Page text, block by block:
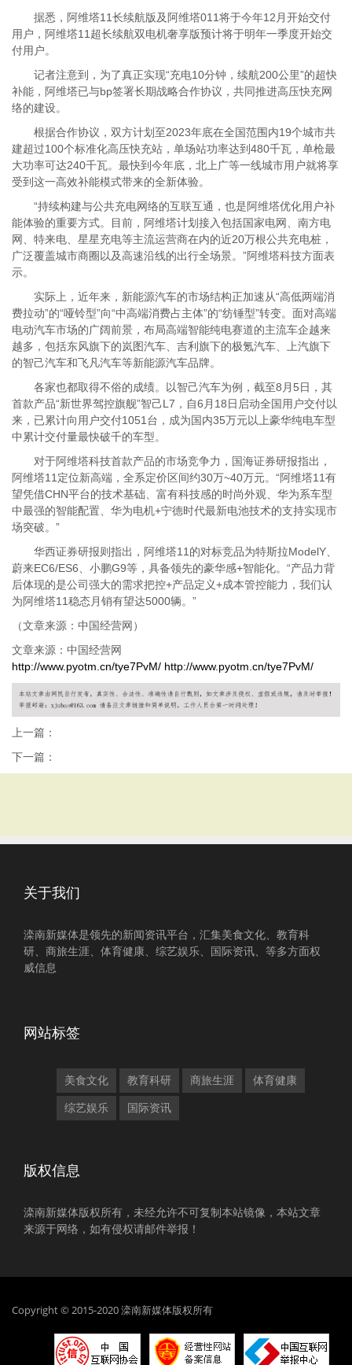
据悉，阿维塔11长续航版及阿维塔011将于今年12月开始交付
用户，阿维塔11超长续航双电机奢享版预计将于明年一季度开始交
付用户。
记者注意到，为了真正实现“充电10分钟，续航200公里”的超快
补能，阿维塔已与bp签署长期战略合作协议，共同推进高压快充网
络的建设。
根据合作协议，双方计划至2023年底在全国范围内19个城市共
建超过100个标准化高压快充站，单场站功率达到480千瓦，单枪最
大功率可达240千瓦。最快到今年底，北上广等一线城市用户就将享
受到这一高效补能模式带来的全新体验。
“持续构建与公共充电网络的互联互通，也是阿维塔优化用户补
能体验的重要方式。目前，阿维塔计划接入包括国家电网、南方电
网、特来电、星星充电等主流运营商在内的近20万根公共充电桩，
广泛覆盖城市商圈以及高速沿线的出行全场景。”阿维塔科技方面表
示。
实际上，近年来，新能源汽车的市场结构正加速从“高低两端消
费拉动”的“哑铃型”向“中高端消费占主体”的“纺锤型”转变。面对高端
电动汽车市场的广阔前景，布局高端智能纯电赛道的主流车企越来
越多，包括东风旗下的岚图汽车、吉利旗下的极氪汽车、上汽旗下
的智己汽车和飞凡汽车等新能源汽车品牌。
各家也都取得不俗的成绩。以智己汽车为例，截至8月5日，其
首款产品“新世界驾控旗舰”智己L7，自6月18日启动全国用户交付以
来，已累计向用户交付1051台，成为国内35万元以上豪华纯电车型
中累计交付量最快破千的车型。
对于阿维塔科技首款产品的市场竞争力，国海证券研报指出，
阿维塔11定位新高端，全系定价区间约30万~40万元。“阿维塔11有
望凭借CHN平台的技术基础、富有科技感的时尚外观、华为系车型
中最强的智能配置、华为电机+宁德时代最新电池技术的支持实现市
场突破。”
华西证券研报则指出，阿维塔11的对标竞品为特斯拉ModelY、
蔚来EC6/ES6、小鹏G9等，具备领先的豪华感+智能化。“产品力背
后体现的是公司强大的需求把控+产品定义+成本管控能力，我们认
为阿维塔11稳态月销有望达5000辆。”
（文章来源：中国经营网）
文章来源：中国经营网
http://www.pyotm.cn/tye7PvM/ http://www.pyotm.cn/tye7PvM/
上一篇：
下一篇：
关于我们
滦南新媒体是领先的新闻资讯平台，汇集美食文化、教育科
研、商旅生涯、体育健康、综艺娱乐、国际资讯、等多方面权
威信息
网站标签
美食文化 教育科研 商旅生涯 体育健康
综艺娱乐 国际资讯
版权信息
滦南新媒体版权所有，未经允许不可复制本站镜像，本站文章
来源于网络，如有侵权请邮件举报！
Copyright © 2015-2020 滦南新媒体版权所有